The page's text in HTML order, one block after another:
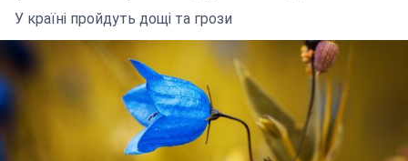
У країні пройдуть дощі та грози